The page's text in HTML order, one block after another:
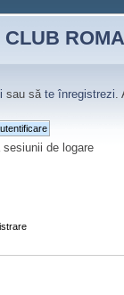
sau să te înregistrezi.
de logare